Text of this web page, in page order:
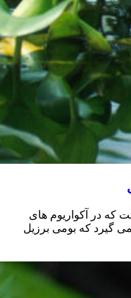
که در آکواریوم های
گیرد که بومی برزیل